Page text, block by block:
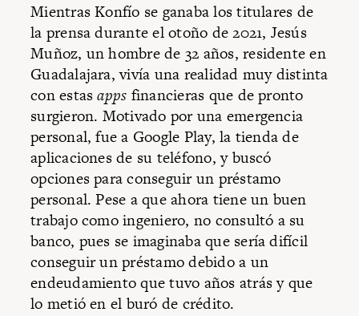
Mientras Konfío se ganaba los titulares de
la prensa durante el otoño de 2021, Jesús
Muñoz, un hombre de 32 años, residente en
Guadalajara, vivía una realidad muy distinta
con estasapps financieras que de pronto
surgieron. Motivado por una emergencia
personal, fue a Google Play, la tienda de
aplicaciones de su teléfono, y buscó
opciones para conseguir un préstamo
personal. Pese a que ahora tiene un buen
trabajo como ingeniero, no consultó a su
banco, pues se imaginaba que sería difícil
conseguir un préstamo debido a un
endeudamiento que tuvo años atrás y que
lo metió en el buró de crédito.